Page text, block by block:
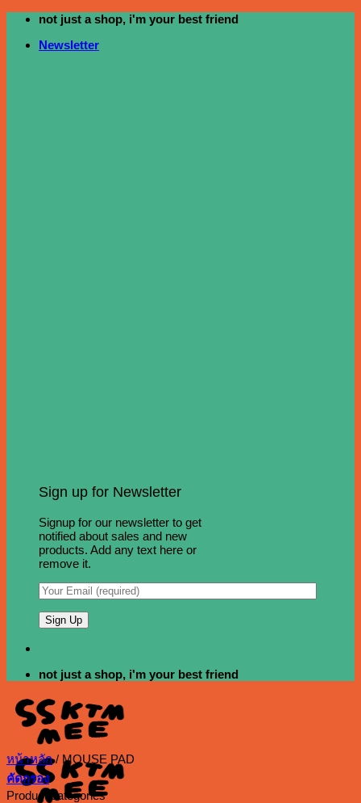
ข้าม
not just a shop, i'm your best friend
Newsletter
Sign up for Newsletter
Signup for our newsletter to get
notified about sales and new
products. Add any text here or
remove it.
not just a shop, i'm your best friend
หน้าหลัก / MOUSE PAD
คัดกรอง
Product categories